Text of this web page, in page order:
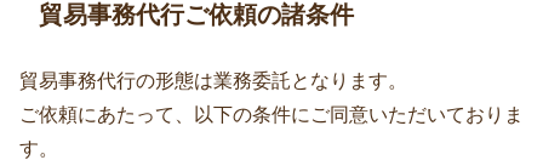
貿易事務代行ご依頼の諸条件
貿易事務代行の形態は業務委託となります。
ご依頼にあたって、以下の条件にご同意いただいておりま
す。